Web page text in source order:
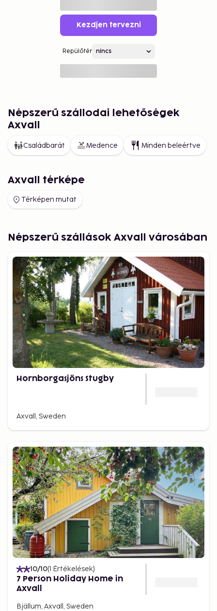
Kezdjen tervezni
Repülőtér
Népszerű szállodai lehetőségek
Axvall
Családbarát Medence Minden beleértve
Axvall térképe
Térképen mutat
Népszerű szállások Axvall városában
Hornborgasjöns Stugby
Axvall, Sweden
10/10(1 Értékelések)
7 Person Holiday Home in
Axvall
Bjällum, Axvall, Sweden